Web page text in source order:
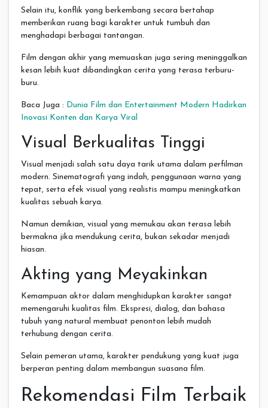
Selain itu, konflik yang berkembang secara bertahap
memberikan ruang bagi karakter untuk tumbuh dan
menghadapi berbagai tantangan.
Film dengan akhir yang memuaskan juga sering meninggalkan
kesan lebih kuat dibandingkan cerita yang terasa terburu-
buru.
Baca Juga : Dunia Film dan Entertainment Modern Hadirkan
Inovasi Konten dan Karya Viral
Visual Berkualitas Tinggi
Visual menjadi salah satu daya tarik utama dalam perfilman
modern. Sinematografi yang indah, penggunaan warna yang
tepat, serta efek visual yang realistis mampu meningkatkan
kualitas sebuah karya.
Namun demikian, visual yang memukau akan terasa lebih
bermakna jika mendukung cerita, bukan sekadar menjadi
hiasan.
Akting yang Meyakinkan
Kemampuan aktor dalam menghidupkan karakter sangat
memengaruhi kualitas film. Ekspresi, dialog, dan bahasa
tubuh yang natural membuat penonton lebih mudah
terhubung dengan cerita.
Selain pemeran utama, karakter pendukung yang kuat juga
berperan penting dalam membangun suasana film.
Rekomendasi Film Terbaik